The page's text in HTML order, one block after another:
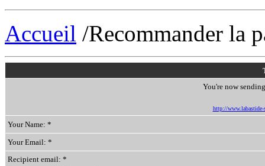
Accueil /Recommander la
You're now
http://
Your Name: *
Your Email: *
Recipient email: *